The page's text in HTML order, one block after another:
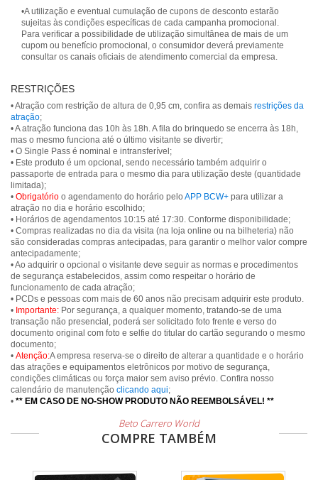
•A utilização e eventual cumulação de cupons de desconto estarão
sujeitas às condições específicas de cada campanha promocional.
Para verificar a possibilidade de utilização simultânea de mais de um
cupom ou benefício promocional, o consumidor deverá previamente
consultar os canais oficiais de atendimento comercial da empresa.
RESTRIÇÕES
• Atração com restrição de altura de 0,95 cm, confira as demais restrições da
atração;
• A atração funciona das 10h às 18h. A fila do brinquedo se encerra às 18h,
mas o mesmo funciona até o último visitante se divertir;
• O Single Pass é nominal e intransferível;
• Este produto é um opcional, sendo necessário também adquirir o
passaporte de entrada para o mesmo dia para utilização deste (quantidade
limitada);
• Obrigatório o agendamento do horário pelo APP BCW+ para utilizar a
atração no dia e horário escolhido;
• Horários de agendamentos 10:15 até 17:30. Conforme disponibilidade;
• Compras realizadas no dia da visita (na loja online ou na bilheteria) não
são consideradas compras antecipadas, para garantir o melhor valor compre
antecipadamente;
• Ao adquirir o opcional o visitante deve seguir as normas e procedimentos
de segurança estabelecidos, assim como respeitar o horário de
funcionamento de cada atração;
• PCDs e pessoas com mais de 60 anos não precisam adquirir este produto.
• Importante: Por segurança, a qualquer momento, tratando-se de uma
transação não presencial, poderá ser solicitado foto frente e verso do
documento original com foto e selfie do titular do cartão segurando o mesmo
documento;
• Atenção:A empresa reserva-se o direito de alterar a quantidade e o horário
das atrações e equipamentos eletrônicos por motivo de segurança,
condições climáticas ou força maior sem aviso prévio. Confira nosso
calendário de manutenção clicando aqui;
• ** EM CASO DE NO-SHOW PRODUTO NÃO REEMBOLSÁVEL! **
Beto Carrero World
COMPRE TAMBÉM